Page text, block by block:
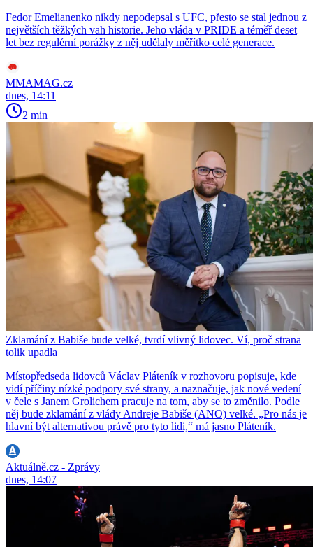
Fedor Emelianenko nikdy nepodepsal s UFC, přesto se stal jednou z
největších těžkých vah historie. Jeho vláda v PRIDE a téměř deset
let bez regulérní porážky z něj udělaly měřítko celé generace.
MMAMAG.cz
dnes, 14:11
2 min
Zklamání z Babiše bude velké, tvrdí vlivný lidovec. Ví, proč strana
tolik upadla
Místopředseda lidovců Václav Pláteník v rozhovoru popisuje, kde
vidí příčiny nízké podpory své strany, a naznačuje, jak nové vedení
v čele s Janem Grolichem pracuje na tom, aby se to změnilo. Podle
něj bude zklamání z vlády Andreje Babiše (ANO) velké. „Pro nás je
hlavní být alternativou právě pro tyto lidi,“ má jasno Pláteník.
Aktuálně.cz - Zprávy
dnes, 14:07